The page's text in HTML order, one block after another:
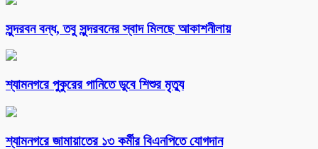
সুন্দরবন বন্ধ, তবু সুন্দরবনের স্বাদ মিলছে আকাশনীলায়
শ্যামনগরে পুকুরের পানিতে ডুবে শিশুর মৃত্যু
শ্যামনগরে জামায়াতের ১৩ কর্মীর বিএনপিতে যোগদান